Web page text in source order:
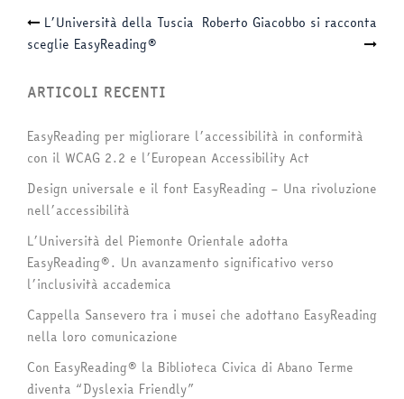
Navigazione
articolo
L’Università della Tuscia
sceglie EasyReading®
Roberto Giacobbo si racconta
ARTICOLI RECENTI
EasyReading per migliorare l’accessibilità in conformità
con il WCAG 2.2 e l’European Accessibility Act
Design universale e il font EasyReading – Una rivoluzione
nell’accessibilità
L’Università del Piemonte Orientale adotta
EasyReading®. Un avanzamento significativo verso
l’inclusività accademica
Cappella Sansevero tra i musei che adottano EasyReading
nella loro comunicazione
Con EasyReading® la Biblioteca Civica di Abano Terme
diventa “Dyslexia Friendly”